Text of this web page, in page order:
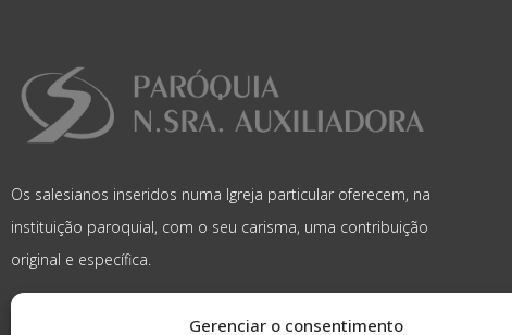
Gerenciar o consentimento
Os salesianos inseridos numa Igreja particular oferecem, na
instituição paroquial, com o seu carisma, uma contribuição
original e específica.